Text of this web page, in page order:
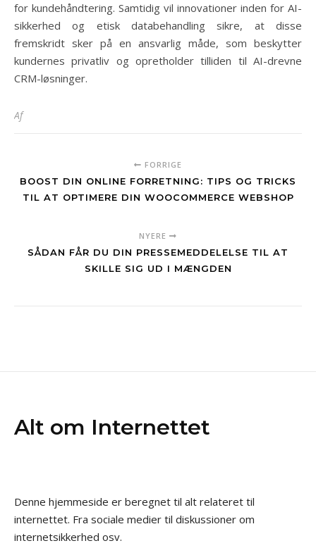
for kundehåndtering. Samtidig vil innovationer inden for AI-
sikkerhed og etisk databehandling sikre, at disse
fremskridt sker på en ansvarlig måde, som beskytter
kundernes privatliv og opretholder tilliden til AI-drevne
CRM-løsninger.
Af
FORRIGE
BOOST DIN ONLINE FORRETNING: TIPS OG TRICKS
TIL AT OPTIMERE DIN WOOCOMMERCE WEBSHOP
NYERE
SÅDAN FÅR DU DIN PRESSEMEDDELELSE TIL AT
SKILLE SIG UD I MÆNGDEN
Alt om Internettet
Denne hjemmeside er beregnet til alt relateret til
internettet. Fra sociale medier til diskussioner om
internetsikkerhed osv.